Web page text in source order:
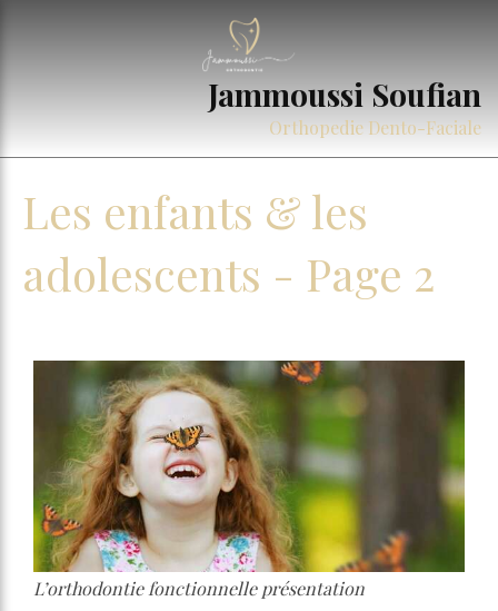
Jammoussi Soufian
Orthopedie Dento-Faciale
Les enfants & les
adolescents - Page 2
L’orthodontie fonctionnelle présentation